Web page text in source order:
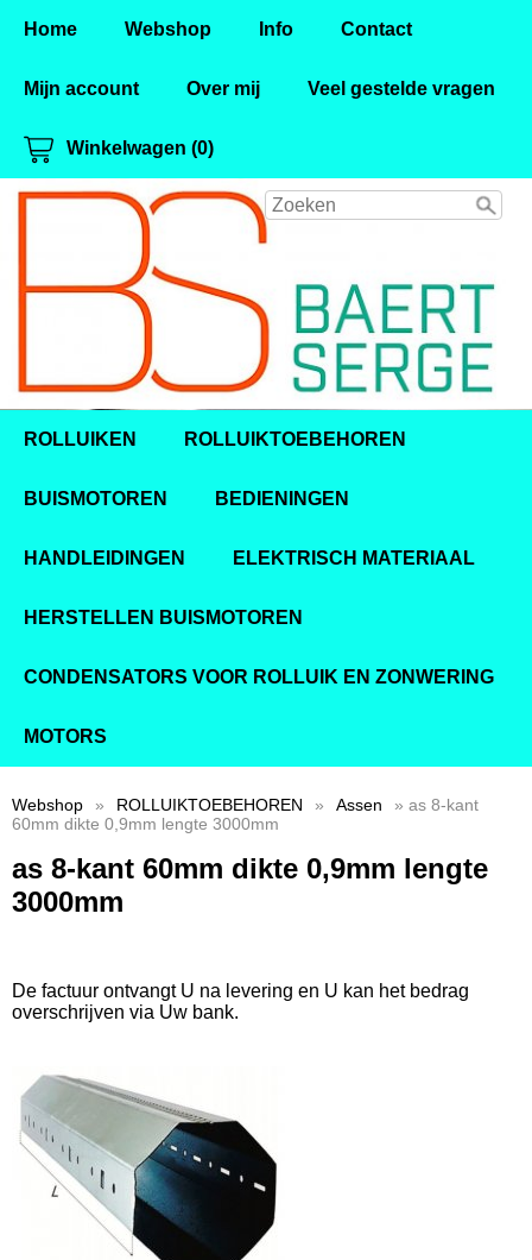
Home Webshop Info Contact
Mijn account Over mij Veel gestelde vragen
Winkelwagen (0)
ROLLUIKEN ROLLUIKTOEBEHOREN
BUISMOTOREN BEDIENINGEN
HANDLEIDINGEN ELEKTRISCH MATERIAAL
HERSTELLEN BUISMOTOREN
CONDENSATORS VOOR ROLLUIK EN ZONWERING
MOTORS
Webshop » ROLLUIKTOEBEHOREN » Assen
» as 8-kant
60mm dikte 0,9mm lengte 3000mm
as 8-kant 60mm dikte 0,9mm lengte
3000mm
De factuur ontvangt U na levering en U kan het bedrag
overschrijven via Uw bank.